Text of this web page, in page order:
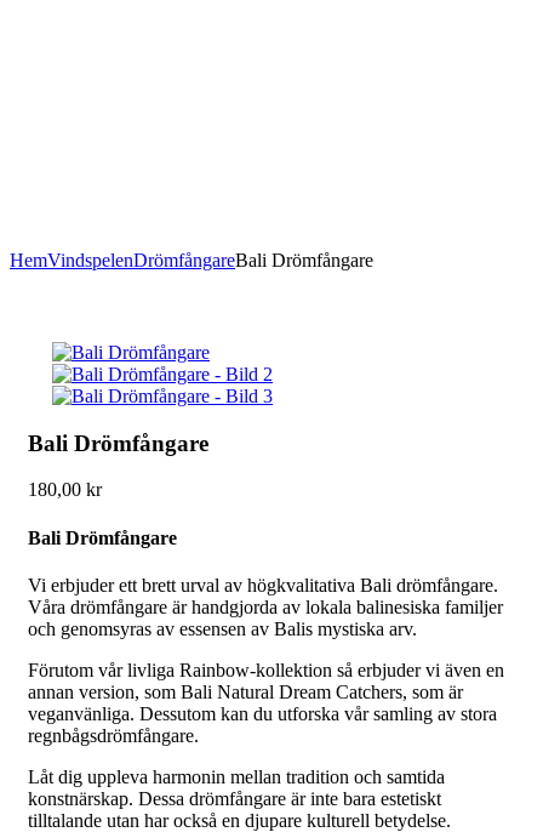
HemVindspelenDrömfångareBali Drömfångare
Bali Drömfångare
180,00 kr
Bali Drömfångare
Vi erbjuder ett brett urval av högkvalitativa Bali drömfångare.
Våra drömfångare är handgjorda av lokala balinesiska familjer
och genomsyras av essensen av Balis mystiska arv.
Förutom vår livliga Rainbow-kollektion så erbjuder vi även en
annan version, som Bali Natural Dream Catchers, som är
veganvänliga. Dessutom kan du utforska vår samling av stora
regnbågsdrömfångare.
Låt dig uppleva harmonin mellan tradition och samtida
konstnärskap. Dessa drömfångare är inte bara estetiskt
tilltalande utan har också en djupare kulturell betydelse.